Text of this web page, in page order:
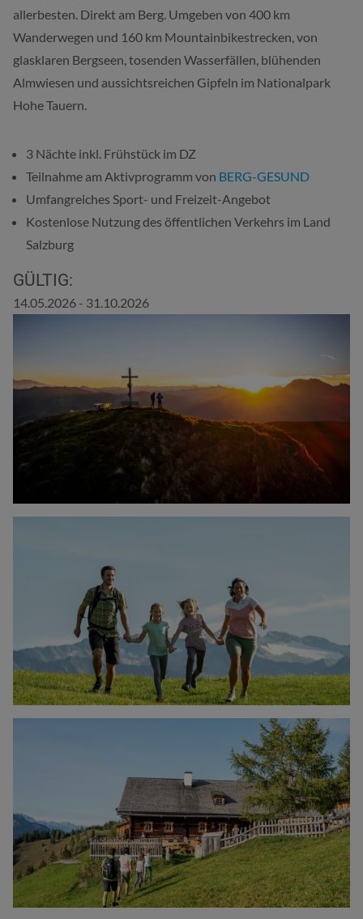
allerbesten. Direkt am Berg. Umgeben von 400 km
Wanderwegen und 160 km Mountainbikestrecken, von
glasklaren Bergseen, tosenden Wasserfällen, blühenden
Almwiesen und aussichtsreichen Gipfeln im Nationalpark
Hohe Tauern.
3 Nächte inkl. Frühstück im DZ
Teilnahme am Aktivprogramm von BERG-GESUND
Umfangreiches Sport- und Freizeit-Angebot
Kostenlose Nutzung des öffentlichen Verkehrs im Land
Salzburg
GÜLTIG:
14.05.2026 - 31.10.2026